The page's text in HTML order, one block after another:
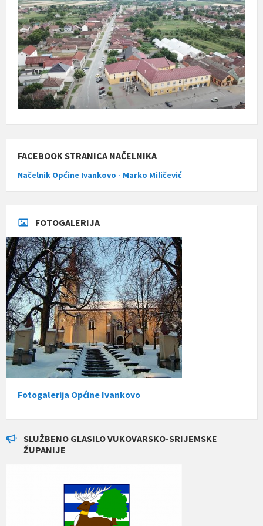
FACEBOOK STRANICA NAČELNIKA
Načelnik Općine Ivankovo - Marko Miličević
FOTOGALERIJA
Fotogalerija Općine Ivankovo
SLUŽBENO GLASILO VUKOVARSKO-SRIJEMSKE
ŽUPANIJE